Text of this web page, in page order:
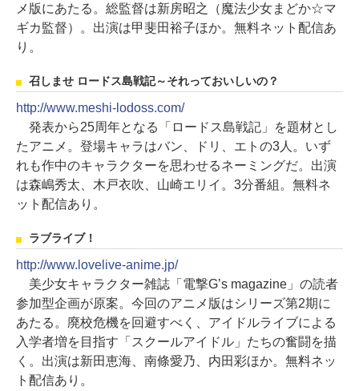
メ版にあたる。総監督は新房昭之（魔法少女まどか☆マ
ギカ監督）。出演は甲斐田裕子ほか。無料ネット配信あ
り。
召しませ ロードス島戦記～それっておいしいの？
http://www.meshi-lodoss.com/
発表から25周年となる「ロードス島戦記」を題材とし
たアニメ。登場キャラはバン、ドリ、エトの3人。いず
れも作中のキャラクターを思わせるネーミングだ。出演
は森嶋秀太、木戸衣吹、山崎エリイ。3分番組。無料ネ
ット配信あり。
ラブライブ！
http://www.lovelive-anime.jp/
美少女キャラクター雑誌「電撃G’s magazine」の読者
参加型企画が原案。今回のアニメ版はシリーズ第2期に
あたる。廃校危機を回避すべく、アイドルライブによる
入学者増を目指す「スクールアイドル」たちの奮闘を描
く。出演は新田恵海、南條愛乃、内田彩ほか。無料ネッ
ト配信あり。